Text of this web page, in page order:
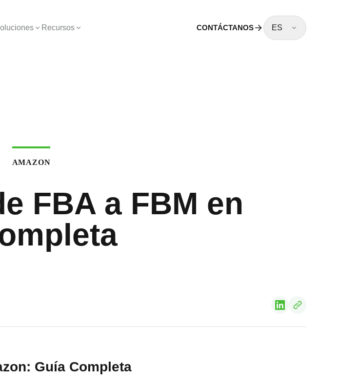
Recursos CONTÁCTANOS ES
AMAZON
FBA a FBM en
Guía Completa